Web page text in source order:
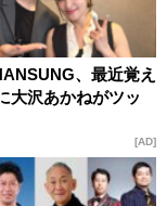
、最近覚え
大沢あかねがツッ
AD